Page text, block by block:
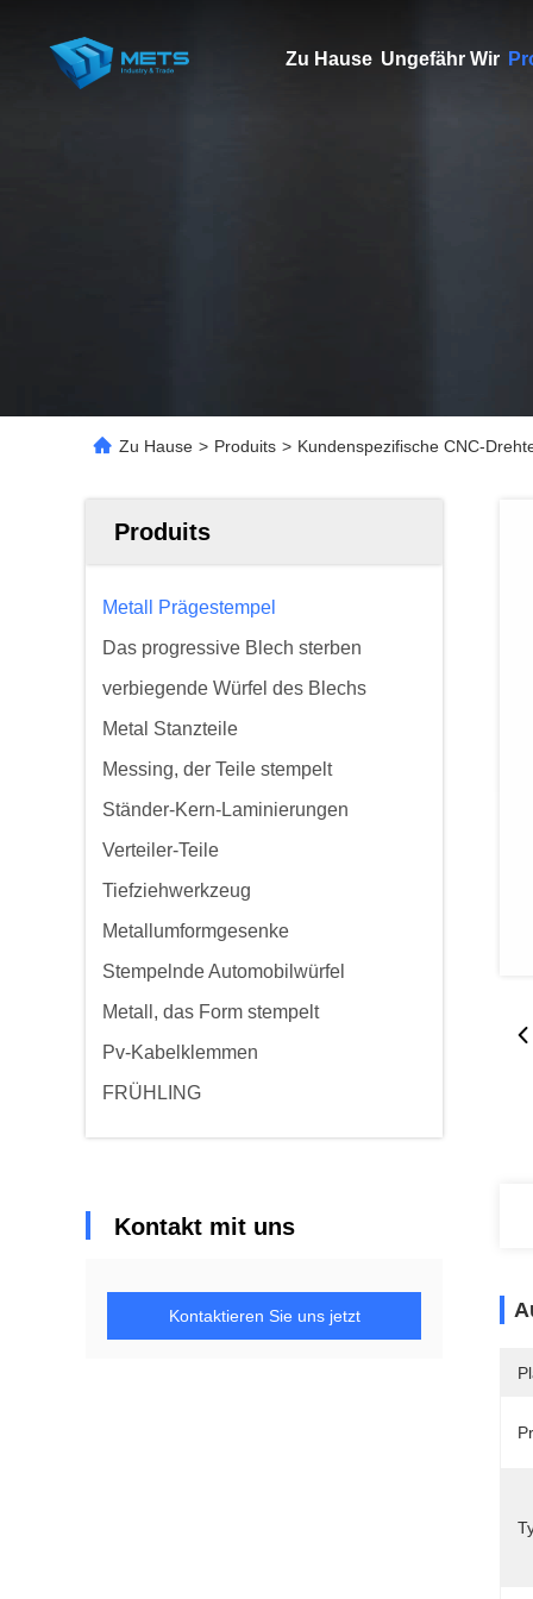
Zu Hause Ungefähr Wir
Zu Hause > Produits > Kundenspezifische CNC-
Produits
Metall Prägestempel
Das progressive Blech sterben
verbiegende Würfel des Blechs
Metal Stanzteile
Messing, der Teile stempelt
Ständer-Kern-Laminierungen
Verteiler-Teile
Tiefziehwerkzeug
Metallumformgesenke
Stempelnde Automobilwürfel
Metall, das Form stempelt
Pv-Kabelklemmen
FRÜHLING
Kontakt mit uns
Kontaktieren Sie uns jetzt